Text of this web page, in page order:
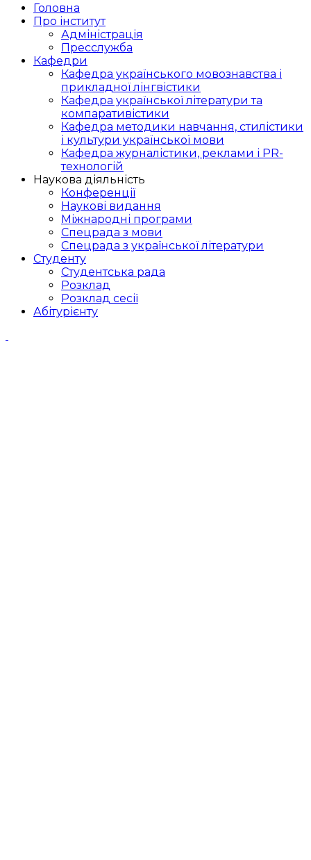
Головна
Про інститут
Адміністрація
Пресслужба
Кафедри
Кафедра українського мовознавства і
прикладної лінгвістики
Кафедра української літератури та
компаративістики
Кафедра методики навчання, стилістики
і культури української мови
Кафедра журналістики, реклами і PR-
технологій
Наукова діяльність
Конференції
Наукові видання
Міжнародні програми
Спецрада з мови
Спецрада з української літератури
Студенту
Студентська рада
Розклад
Розклад сесії
Абітурієнту